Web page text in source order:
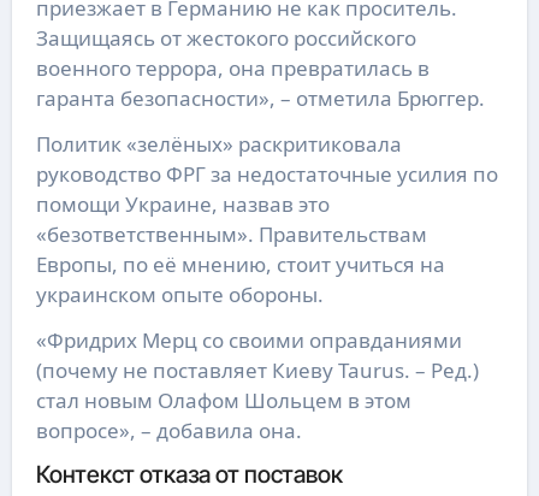
приезжает в Германию не как проситель.
Защищаясь от жестокого российского
военного террора, она превратилась в
гаранта безопасности», – отметила Брюггер.
Политик «зелёных» раскритиковала
руководство ФРГ за недостаточные усилия по
помощи Украине, назвав это
«безответственным». Правительствам
Европы, по её мнению, стоит учиться на
украинском опыте обороны.
«Фридрих Мерц со своими оправданиями
(почему не поставляет Киеву Taurus. – Ред.)
стал новым Олафом Шольцем в этом
вопросе», – добавила она.
Контекст отказа от поставок